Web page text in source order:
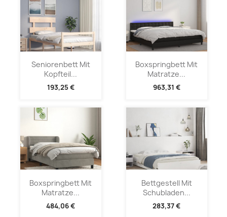
Seniorenbett Mit
Kopfteil...
193,25 €
Boxspringbett Mit
Matratze...
963,31 €
Boxspringbett Mit
Matratze...
484,06 €
Bettgestell Mit
Schubladen...
283,37 €